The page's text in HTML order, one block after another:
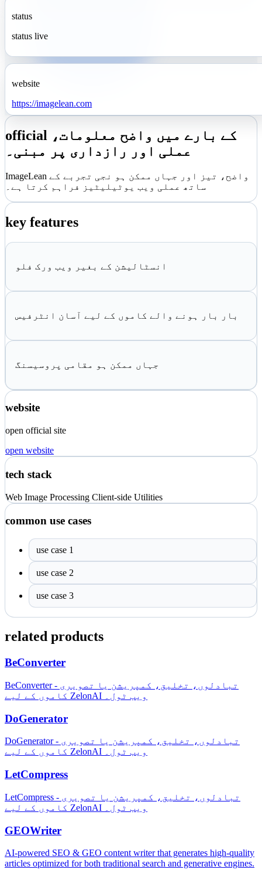
status
status live
website
https://imagelean.com
official کے بارے میں واضح معلومات،
عملی اور رازداری پر مبنی۔
ImageLean واضح، تیز اور جہاں ممکن ہو نجی تجربے کے
ساتھ عملی ویب یوٹیلیٹیز فراہم کرتا ہے۔
key features
انسٹالیشن کے بغیر ویب ورک فلو
بار بار ہونے والے کاموں کے لیے آسان انٹرفیس
جہاں ممکن ہو مقامی پروسیسنگ
website
open official site
open website
tech stack
Web Image Processing Client-side Utilities
common use cases
use case 1
use case 2
use case 3
related products
BeConverter
BeConverter - تبادلوں، تخلیق، کمپریشن یا تصویری
کاموں کے لیے ZelonAI ویب ٹول۔
DoGenerator
DoGenerator - تبادلوں، تخلیق، کمپریشن یا تصویری
کاموں کے لیے ZelonAI ویب ٹول۔
LetCompress
LetCompress - تبادلوں، تخلیق، کمپریشن یا تصویری
کاموں کے لیے ZelonAI ویب ٹول۔
GEOWriter
AI-powered SEO & GEO content writer that generates high-quality
articles optimized for both traditional search and generative engines.